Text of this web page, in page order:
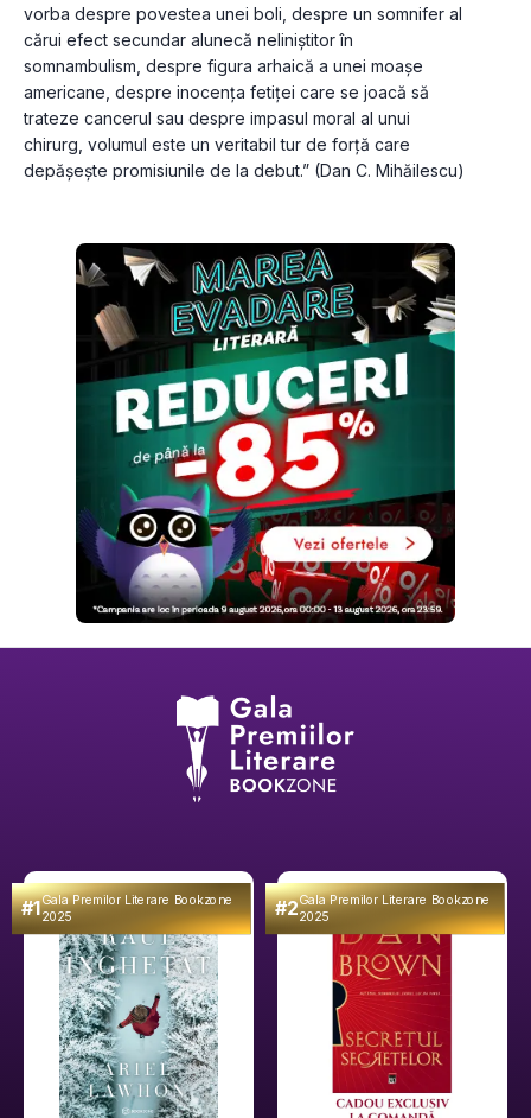
vorba despre povestea unei boli, despre un somnifer al
cărui efect secundar alunecă neliniștitor în
somnambulism, despre figura arhaică a unei moașe
americane, despre inocența fetiței care se joacă să
trateze cancerul sau despre impasul moral al unui
chirurg, volumul este un veritabil tur de forță care
depășește promisiunile de la debut.” (Dan C. Mihăilescu)
#1Gala Premilor Literare Bookzone
2025 #2Gala Premilor Literare Bookzone
2025